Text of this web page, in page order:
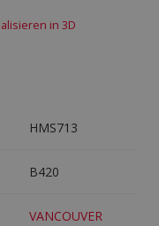
in 3D
HMS713
B420
VANCOUVER